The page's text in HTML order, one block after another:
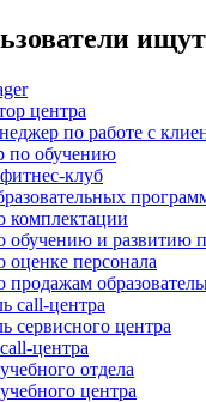
ищут
центра
по работе с
по обучению
клуб
комплектации
обучению и развитию
оценке персонала
продажам
call-центра
сервисного центра
центра
отдела
центра